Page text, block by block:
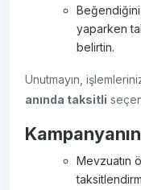
yaparken
belirtin.
Unutmayın,
anında taksitli
Mevzuatın